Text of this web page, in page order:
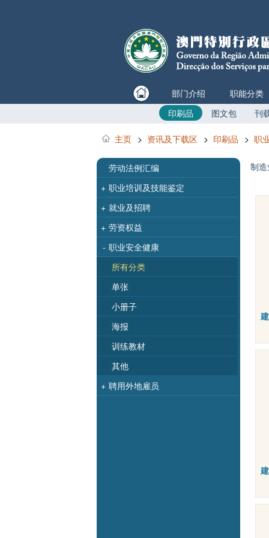
部门介绍
职能分类
印刷品
图文包 刊
主页 > 资讯及下载区 > 印刷品 > 职
劳动法例汇编
+ 职业培训及技能鉴定
+ 就业及招聘
+ 劳资权益
- 职业安全健康
所有分类
单张
小册子
海报
训练教材
其他
+ 聘用外地雇员
制